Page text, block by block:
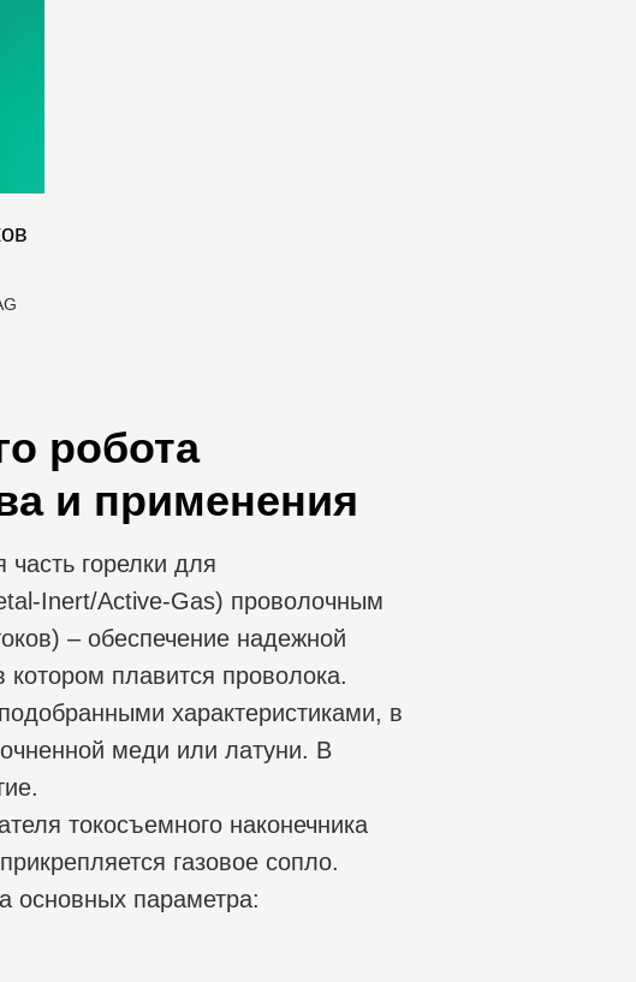
робота
и применения
горелки для
Inert/Active-Gas) проволочным
– обеспечение надежной
котором плавится проволока.
характеристиками, в
меди или латуни. В
токосъемного наконечника
газовое сопло.
основных параметра: